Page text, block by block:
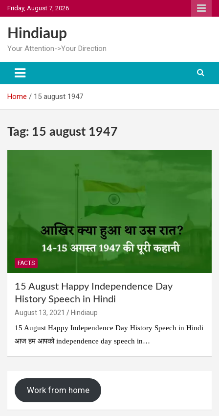
Skip
to
content
Friday, August 7, 2026
Hindiaup
Your Attention->Your Direction
Home 15 august 1947
Tag: 15 august 1947
FACTS
15 August Happy Independence Day
History Speech in Hindi
August 13, 2021
Hindiaup
15 August Happy Independence Day History Speech in Hindi
आज हम आपको independence day speech in…
Work from home